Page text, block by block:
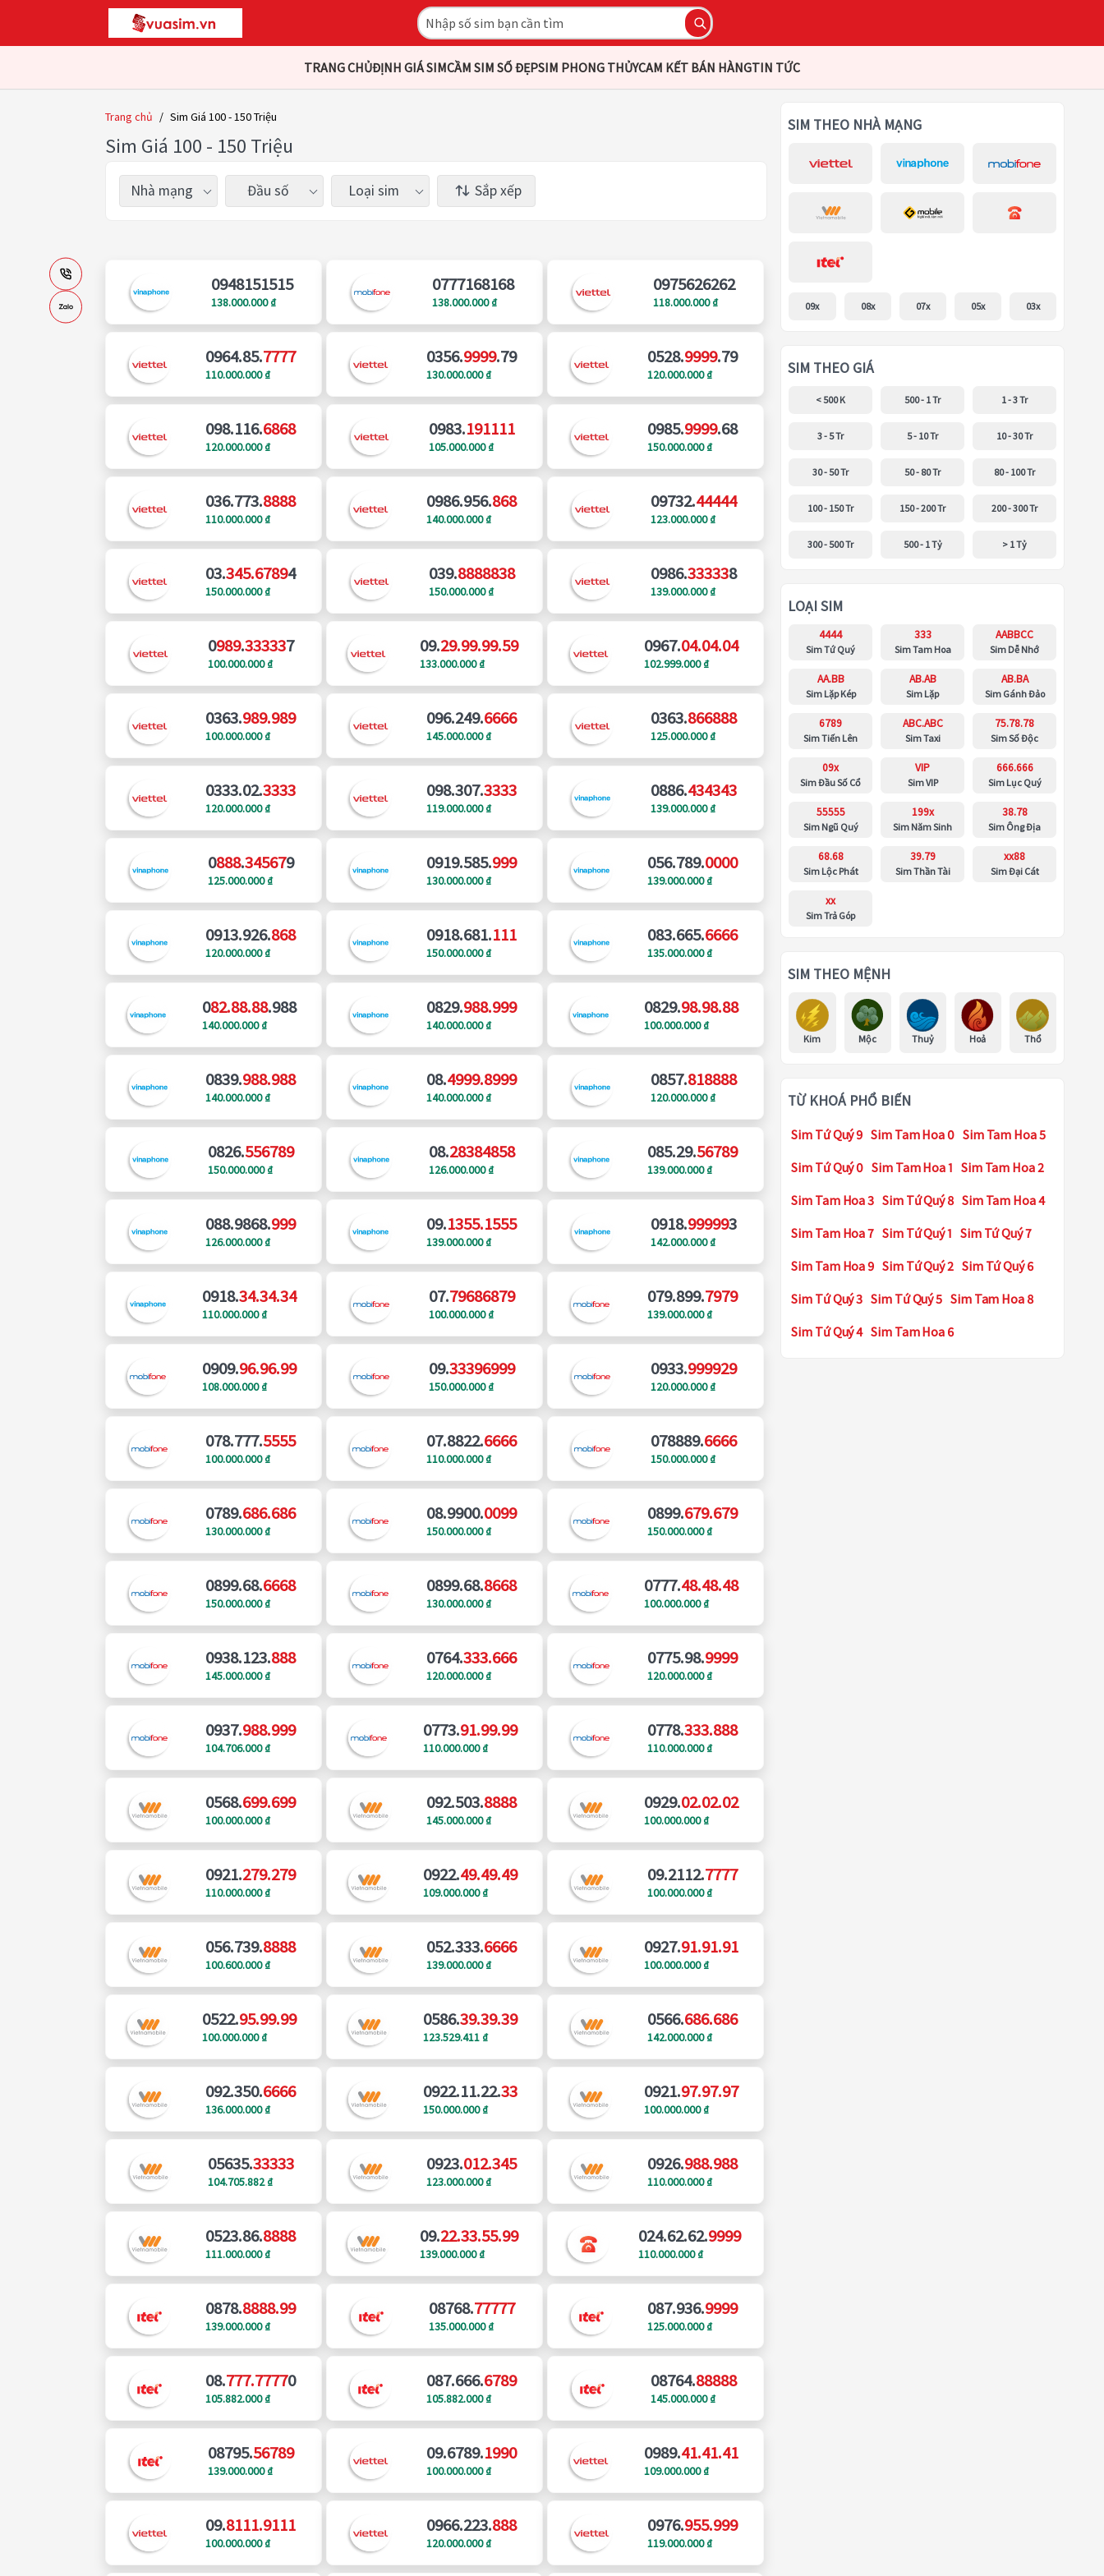
TRANG CHỦĐỊNH GIÁ SIMCẦM SIM SỐ ĐẸPSIM PHONG THỦYCAM KẾT BÁN HÀNGTIN TỨC
Trang chủ / Sim Giá 100 - 150 Triệu
Sim Giá 100 - 150 Triệu
Nhà mạng Đầu số Loại sim Sắp xếp
0948151515
138.000.000 ₫
0777168168
138.000.000 ₫
0975626262
118.000.000 ₫
0964.85.7777
110.000.000 ₫
0356.9999.79
130.000.000 ₫
0528.9999.79
120.000.000 ₫
098.116.6868
120.000.000 ₫
0983.191111
105.000.000 ₫
0985.9999.68
150.000.000 ₫
036.773.8888
110.000.000 ₫
0986.956.868
140.000.000 ₫
09732.44444
123.000.000 ₫
03.345.67894
150.000.000 ₫
039.8888838
150.000.000 ₫
0986.333338
139.000.000 ₫
0989.333337
100.000.000 ₫
09.29.99.99.59
133.000.000 ₫
0967.04.04.04
102.999.000 ₫
0363.989.989
100.000.000 ₫
096.249.6666
145.000.000 ₫
0363.866888
125.000.000 ₫
0333.02.3333
120.000.000 ₫
098.307.3333
119.000.000 ₫
0886.434343
139.000.000 ₫
0888.345679
125.000.000 ₫
0919.585.999
130.000.000 ₫
056.789.0000
139.000.000 ₫
0913.926.868
120.000.000 ₫
0918.681.111
150.000.000 ₫
083.665.6666
135.000.000 ₫
082.88.88.988
140.000.000 ₫
0829.988.999
140.000.000 ₫
0829.98.98.88
100.000.000 ₫
0839.988.988
140.000.000 ₫
08.4999.8999
140.000.000 ₫
0857.818888
120.000.000 ₫
0826.556789
150.000.000 ₫
08.28384858
126.000.000 ₫
085.29.56789
139.000.000 ₫
088.9868.999
126.000.000 ₫
09.1355.1555
139.000.000 ₫
0918.999993
142.000.000 ₫
0918.34.34.34
110.000.000 ₫
07.79686879
100.000.000 ₫
079.899.7979
139.000.000 ₫
0909.96.96.99
108.000.000 ₫
09.33396999
150.000.000 ₫
0933.999929
120.000.000 ₫
078.777.5555
100.000.000 ₫
07.8822.6666
110.000.000 ₫
078889.6666
150.000.000 ₫
0789.686.686
130.000.000 ₫
08.9900.0099
150.000.000 ₫
0899.679.679
150.000.000 ₫
0899.68.6668
150.000.000 ₫
0899.68.8668
130.000.000 ₫
0777.48.48.48
100.000.000 ₫
0938.123.888
145.000.000 ₫
0764.333.666
120.000.000 ₫
0775.98.9999
120.000.000 ₫
0937.988.999
104.706.000 ₫
0773.91.99.99
110.000.000 ₫
0778.333.888
110.000.000 ₫
0568.699.699
100.000.000 ₫
092.503.8888
145.000.000 ₫
0929.02.02.02
100.000.000 ₫
0921.279.279
110.000.000 ₫
0922.49.49.49
109.000.000 ₫
09.2112.7777
100.000.000 ₫
056.739.8888
100.600.000 ₫
052.333.6666
139.000.000 ₫
0927.91.91.91
100.000.000 ₫
0522.95.99.99
100.000.000 ₫
0586.39.39.39
123.529.411 ₫
0566.686.686
142.000.000 ₫
092.350.6666
136.000.000 ₫
0922.11.22.33
150.000.000 ₫
0921.97.97.97
100.000.000 ₫
05635.33333
104.705.882 ₫
0923.012.345
123.000.000 ₫
0926.988.988
110.000.000 ₫
0523.86.8888
111.000.000 ₫
09.22.33.55.99
139.000.000 ₫
024.62.62.9999
110.000.000 ₫
0878.8888.99
139.000.000 ₫
08768.77777
135.000.000 ₫
087.936.9999
125.000.000 ₫
08.777.77770
105.882.000 ₫
087.666.6789
105.882.000 ₫
08764.88888
145.000.000 ₫
08795.56789
139.000.000 ₫
09.6789.1990
100.000.000 ₫
0989.41.41.41
109.000.000 ₫
09.8111.9111
100.000.000 ₫
0966.223.888
120.000.000 ₫
0976.955.999
119.000.000 ₫
SIM THEO NHÀ MẠNG
09x 08x 07x 05x 03x
SIM THEO GIÁ
< 500 K 500 - 1 Tr 1 - 3 Tr
3 - 5 Tr 5 - 10 Tr 10 - 30 Tr
30 - 50 Tr 50 - 80 Tr 80 - 100 Tr
100 - 150 Tr 150 - 200 Tr 200 - 300 Tr
300 - 500 Tr 500 - 1 Tỷ > 1 Tỷ
LOẠI SIM
4444
Sim Tứ Quý
333
Sim Tam Hoa
AABBCC
Sim Dễ Nhớ
AA.BB
Sim Lặp Kép
AB.AB
Sim Lặp
AB.BA
Sim Gánh Đảo
6789
Sim Tiến Lên
ABC.ABC
Sim Taxi
75.78.78
Sim Số Độc
09x
Sim Đầu Số Cổ
VIP
Sim VIP
666.666
Sim Lục Quý
55555
Sim Ngũ Quý
199x
Sim Năm Sinh
38.78
Sim Ông Địa
68.68
Sim Lộc Phát
39.79
Sim Thần Tài
xx88
Sim Đại Cát
xx
Sim Trả Góp
SIM THEO MỆNH
Kim Mộc Thuỷ Hoả Thổ
TỪ KHOÁ PHỔ BIẾN
Sim Tứ Quý 9 Sim Tam Hoa 0 Sim Tam Hoa 5
Sim Tứ Quý 0 Sim Tam Hoa 1 Sim Tam Hoa 2
Sim Tam Hoa 3 Sim Tứ Quý 8 Sim Tam Hoa 4
Sim Tam Hoa 7 Sim Tứ Quý 1 Sim Tứ Quý 7
Sim Tam Hoa 9 Sim Tứ Quý 2 Sim Tứ Quý 6
Sim Tứ Quý 3 Sim Tứ Quý 5 Sim Tam Hoa 8
Sim Tứ Quý 4 Sim Tam Hoa 6